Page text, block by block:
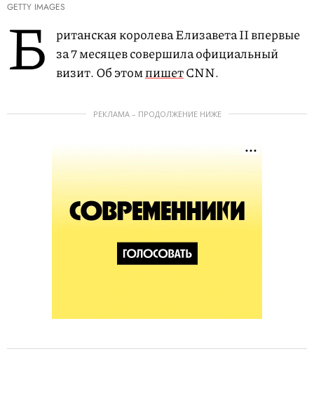
GETTY IMAGES
Б
ританская королева Елизавета II впервые
за 7 месяцев совершила официальный
визит. Об этомпишетCNN.
РЕКЛАМА – ПРОДОЛЖЕНИЕ НИЖЕ